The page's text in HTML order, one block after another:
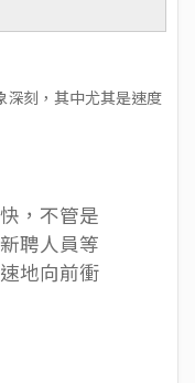
深刻，其中尤其是速度
，不管是
聘人員等
地向前衝